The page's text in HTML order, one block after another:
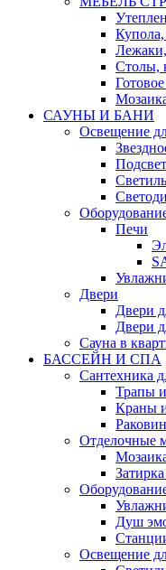
Столы,
САУНЫ И БАНИ
Освещение
Печи
Двери
Двери
Двери
Сауна в
БАССЕЙН И СПА
Сантехника
Трапы
Краны
Отделочные
Душ
Освещение